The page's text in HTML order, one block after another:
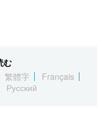
Русский
む
繁體字
Français
Русский